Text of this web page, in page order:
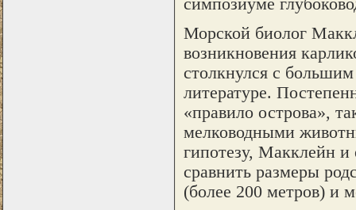
Морской биолог
возникновения
столкнулся с
литературе.
«правило острова»,
мелководными
гипотезу, Макклейн и
сравнить размеры
(более 200 метров) и